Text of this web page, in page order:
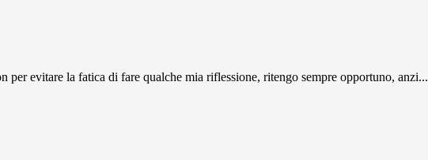
evitare la fatica di fare qualche mia riflessione, ritengo sempre opportuno, anzi...